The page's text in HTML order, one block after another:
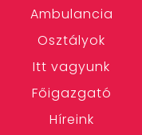
Ambulancia
Osztályok
Itt vagyunk
Főigazgató
Híreink